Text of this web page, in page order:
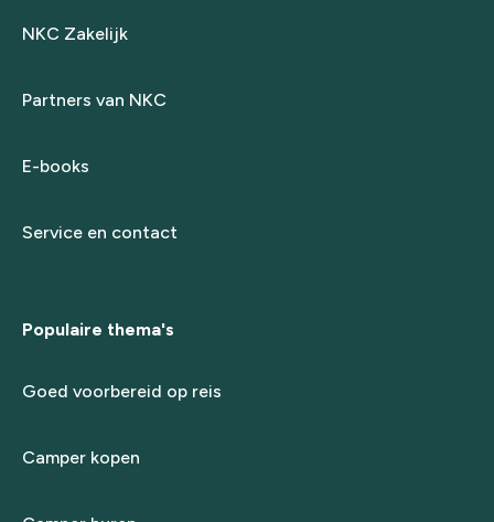
NKC Zakelijk
Partners van NKC
E-books
Service en contact
Populaire thema's
Goed voorbereid op reis
Camper kopen